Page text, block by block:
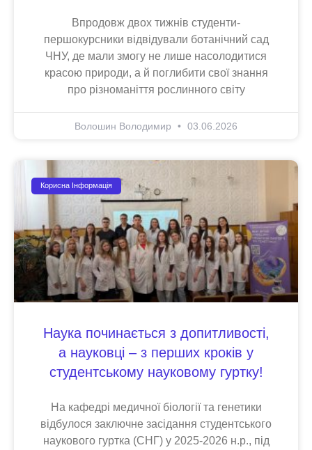
Впродовж двох тижнів студенти-
першокурсники відвідували ботанічний сад
ЧНУ, де мали змогу не лише насолодитися
красою природи, а й поглибити свої знання
про різноманіття рослинного світу
Волошин Володимир 03.06.2026
Корисна Інформація
Наука починається з допитливості,
а науковці – з перших кроків у
студентському науковому гуртку!
На кафедрі медичної біології та генетики
відбулося заключне засідання студентського
наукового гуртка (СНГ) у 2025-2026 н.р., під